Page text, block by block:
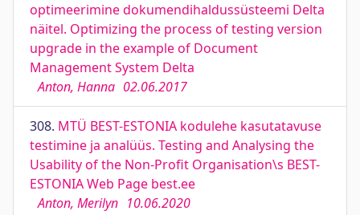
optimeerimine dokumendihaldussüsteemi Delta
näitel. Optimizing the process of testing version
upgrade in the example of Document
Management System Delta
Anton, Hanna 02.06.2017
308. MTÜ BEST-ESTONIA kodulehe kasutatavuse
testimine ja analüüs. Testing and Analysing the
Usability of the Non-Profit Organisation\s BEST-
ESTONIA Web Page best.ee
Anton, Merilyn 10.06.2020